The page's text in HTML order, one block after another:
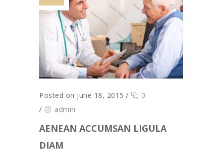
Posted on June 18, 2015 /
0
/
admin
AENEAN ACCUMSAN LIGULA
DIAM